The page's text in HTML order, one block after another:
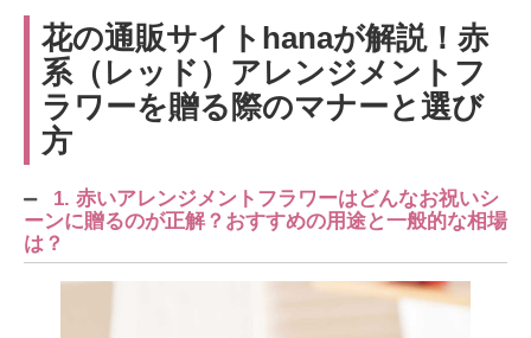
花の通販サイトhanaが解説！赤
系（レッド）アレンジメントフ
ラワーを贈る際のマナーと選び
方
1. 赤いアレンジメントフラワーはどんなお祝いシ
ーンに贈るのが正解？おすすめの用途と一般的な相場
は？